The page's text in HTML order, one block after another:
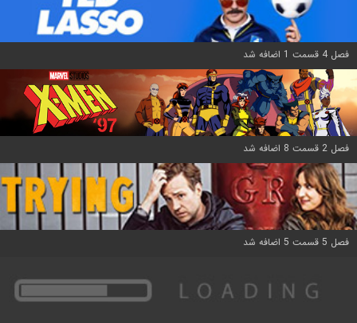
فصل 4 قسمت 1 اضافه شد
فصل 2 قسمت 8 اضافه شد
فصل 5 قسمت 5 اضافه شد